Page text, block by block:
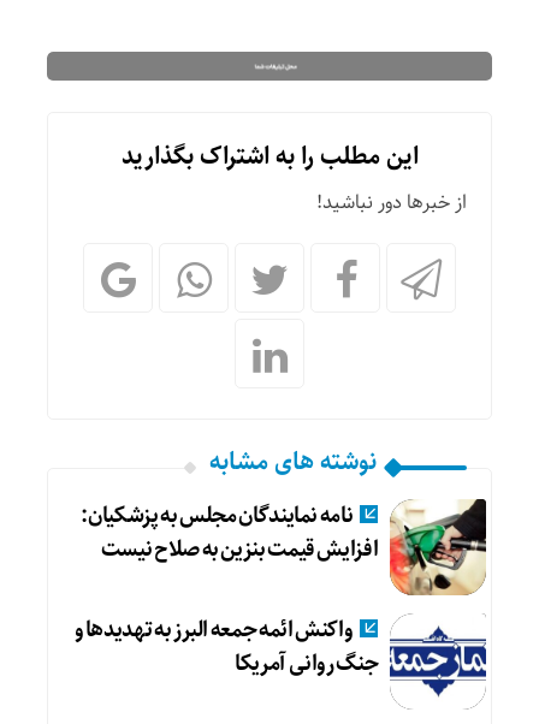
این مطلب را به اشتراک بگذارید
از خبرها دور نباشید!
نوشته های مشابه
نامه نمایندگان مجلس به پزشکیان:
افزایش قیمت بنزین به صلاح نیست
واکنش ائمه جمعه البرز به تهدیدها و
جنگ روانی آمریکا